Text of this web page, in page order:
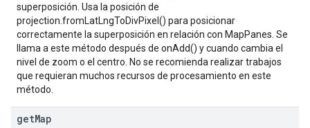
superposición. Usa la posición de
projection.fromLatLngToDivPixel() para posicionar
correctamente la superposición en relación con MapPanes. Se
llama a este método después de onAdd() y cuando cambia el
nivel de zoom o el centro. No se recomienda realizar trabajos
que requieran muchos recursos de procesamiento en este
método.
getMap